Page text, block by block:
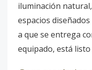
iluminación
espacios
a que se entrega
equipado, está